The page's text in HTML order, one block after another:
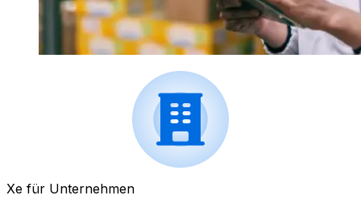
Xe für Unternehmen